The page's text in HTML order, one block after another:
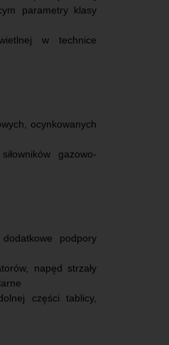
parametry klasy
w technice
ocynkowanych
gazowo-
podpory
napęd strzały
części tablicy,